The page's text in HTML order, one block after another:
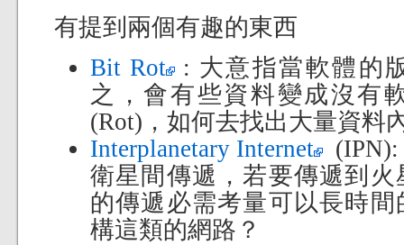
有提到兩個有趣的東西
Bit Rot : 大意指當軟體的
之，會有些資料變成沒有
(Rot)，如何去找出大量資料
Interplanetary Internet
衛星間傳遞，若要傳遞到
的傳遞必需考量可以長時
構這類的網路？